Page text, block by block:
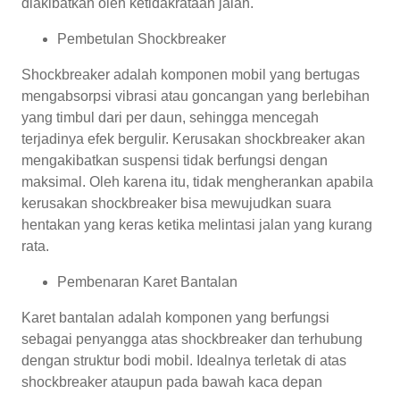
diakibatkan oleh ketidakrataan jalan.
Pembetulan Shockbreaker
Shockbreaker adalah komponen mobil yang bertugas
mengabsorpsi vibrasi atau goncangan yang berlebihan
yang timbul dari per daun, sehingga mencegah
terjadinya efek bergulir. Kerusakan shockbreaker akan
mengakibatkan suspensi tidak berfungsi dengan
maksimal. Oleh karena itu, tidak mengherankan apabila
kerusakan shockbreaker bisa mewujudkan suara
hentakan yang keras ketika melintasi jalan yang kurang
rata.
Pembenaran Karet Bantalan
Karet bantalan adalah komponen yang berfungsi
sebagai penyangga atas shockbreaker dan terhubung
dengan struktur bodi mobil. Idealnya terletak di atas
shockbreaker ataupun pada bawah kaca depan